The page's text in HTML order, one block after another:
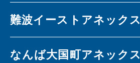
難波イーストアネックス
なんば大国町アネックス